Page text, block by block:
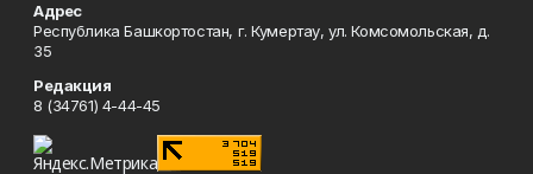
Адрес
Республика Башкортостан, г. Кумертау, ул. Комсомольская, д.
35
Редакция
8 (34761) 4-44-45